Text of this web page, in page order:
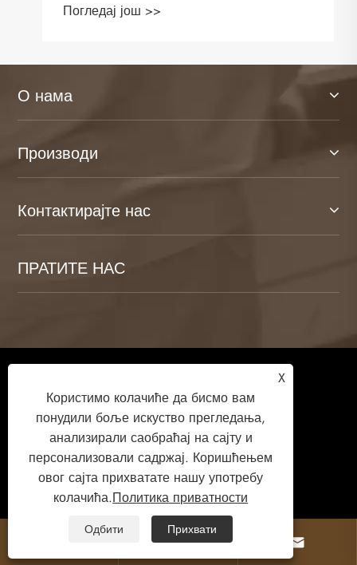
Погледај још >>
О нама
Производи
Контактирајте нас
ПРАТИТЕ НАС
Ауторско право © 2026 Веифанг Камуланг
Хоме Тецхнологи Цо., Лтд. Сва права
задржана.
Links Sitemap RSS
XML
Политика приватности
 
X
Користимо колачиће да бисмо вам
понудили боље искуство прегледања,
анализирали саобраћај на сајту и
персонализовали садржај. Коришћењем
овог сајта прихватате нашу употребу
колачића.Политика приватности
Одбити Прихвати